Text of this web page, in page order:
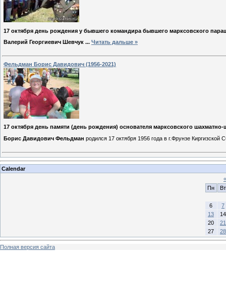
17 октября день рождения у бывшего командира бывшего марксовского
Валерий Георгиевич Шевчук ... Читать дальше »
Фельдман Борис Давидович (1956-2021)
17 октября день памяти (день рождения) основателя марксовского
Борис Давидович Фельдман родился 17 октября 1956 года в г.Фрунзе
Calendar
«
Пн
Вт
6
7
13
14
20
21
27
28
Полная версия сайта